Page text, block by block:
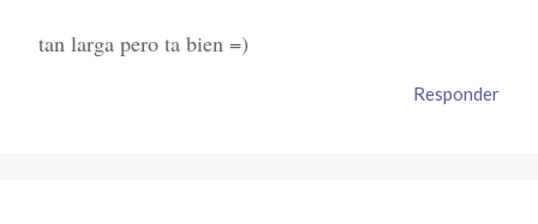
tan larga pero ta bien =)
Responder